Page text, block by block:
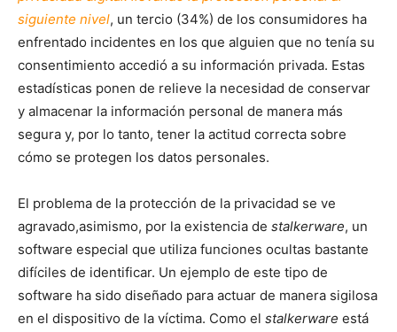
siguiente nivel, un tercio (34%) de los consumidores ha
enfrentado incidentes en los que alguien que no tenía su
consentimiento accedió a su información privada. Estas
estadísticas ponen de relieve la necesidad de conservar
y almacenar la información personal de manera más
segura y, por lo tanto, tener la actitud correcta sobre
cómo se protegen los datos personales.
El problema de la protección de la privacidad se ve
agravado,asimismo, por la existencia de stalkerware, un
software especial que utiliza funciones ocultas bastante
difíciles de identificar. Un ejemplo de este tipo de
software ha sido diseñado para actuar de manera sigilosa
en el dispositivo de la víctima. Como el stalkerware está